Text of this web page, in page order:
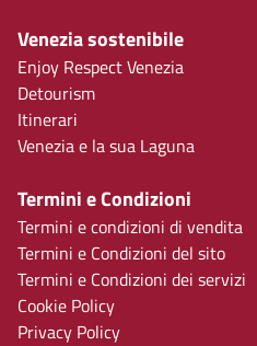
Venezia sostenibile
Enjoy Respect Venezia
Detourism
Itinerari
Venezia e la sua Laguna
Termini e Condizioni
Termini e condizioni di vendita
Termini e Condizioni del sito
Termini e Condizioni dei servizi
Cookie Policy
Privacy Policy